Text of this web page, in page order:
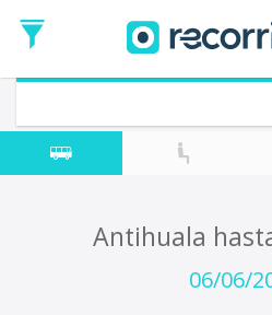
de
Ida
Vuelta (opcional)
Fecha
de
Antihuala
06/06/